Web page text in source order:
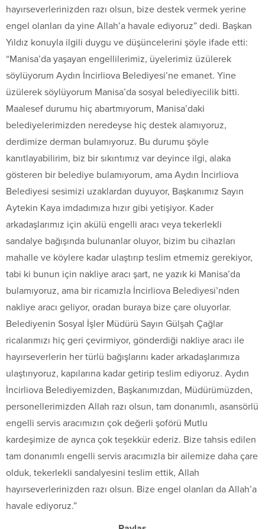
hayırseverlerinizden razı olsun, bize destek vermek yerine
engel olanları da yine Allah’a havale ediyoruz” dedi. Başkan
Yıldız konuyla ilgili duygu ve düşüncelerini şöyle ifade etti:
“Manisa’da yaşayan engellilerimiz, üyelerimiz üzülerek
söylüyorum Aydın İncirliova Belediyesi’ne emanet. Yine
üzülerek söylüyorum Manisa’da sosyal belediyecilik bitti.
Maalesef durumu hiç abartmıyorum, Manisa’daki
belediyelerimizden neredeyse hiç destek alamıyoruz,
derdimize derman bulamıyoruz. Bu durumu şöyle
kanıtlayabilirim, biz bir sıkıntımız var deyince ilgi, alaka
gösteren bir belediye bulamıyorum, ama Aydın İncirliova
Belediyesi sesimizi uzaklardan duyuyor, Başkanımız Sayın
Aytekin Kaya imdadımıza hızır gibi yetişiyor. Kader
arkadaşlarımız için akülü engelli aracı veya tekerlekli
sandalye bağışında bulunanlar oluyor, bizim bu cihazları
mahalle ve köylere kadar ulaştırıp teslim etmemiz gerekiyor,
tabi ki bunun için nakliye aracı şart, ne yazık ki Manisa’da
bulamıyoruz, ama bir ricamızla İncirliova Belediyesi’nden
nakliye aracı geliyor, oradan buraya bize çare oluyorlar.
Belediyenin Sosyal İşler Müdürü Sayın Gülşah Çağlar
ricalarımızı hiç geri çevirmiyor, gönderdiği nakliye aracı ile
hayırseverlerin her türlü bağışlarını kader arkadaşlarımıza
ulaştırıyoruz, kapılarına kadar getirip teslim ediyoruz. Aydın
İncirliova Belediyemizden, Başkanımızdan, Müdürümüzden,
personellerimizden Allah razı olsun, tam donanımlı, asansörlü
engelli servis aracımızın çok değerli şoförü Mutlu
kardeşimize de ayrıca çok teşekkür ederiz. Bize tahsis edilen
tam donanımlı engelli servis aracımızla bir ailemize daha çare
olduk, tekerlekli sandalyesini teslim ettik, Allah
hayırseverlerinizden razı olsun. Bize engel olanları da Allah’a
havale ediyoruz.”